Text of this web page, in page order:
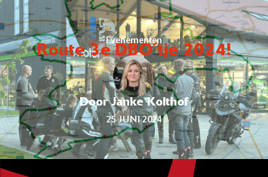
Evenementen
Route 3e DBO´tje 2024!
Door Janke Kolthof
25 JUNI 2024